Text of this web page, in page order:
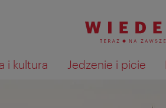
i kultura Jedzenie i picie